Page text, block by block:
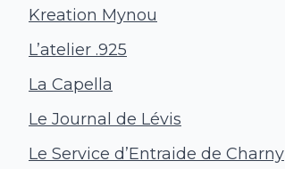
Kreation Mynou
L’atelier .925
La Capella
Le Journal de Lévis
Le Service d’Entraide de Charny